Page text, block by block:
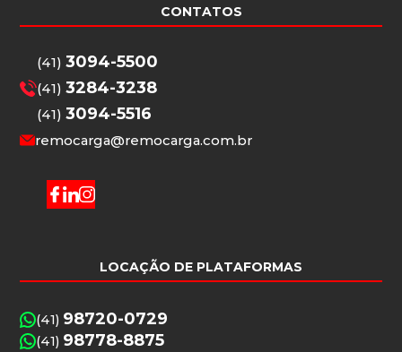
CONTATOS
(41)3094-5500
(41)3284-3238
(41)3094-5516
remocarga@remocarga.com.br
LOCAÇÃO DE PLATAFORMAS
(41) 98720-0729
(41) 98778-8875